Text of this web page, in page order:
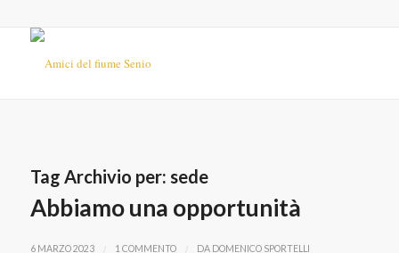
Tag Archivio per: sede
Abbiamo una opportunità
6 MARZO 2023 / 1 COMMENTO / DA DOMENICO SPORTELLI